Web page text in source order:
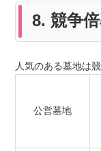
8. 競争
人気のある墓地は
公営墓地